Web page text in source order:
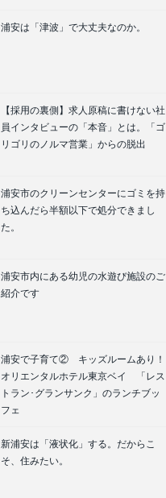
浦安は「津波」で大丈夫なのか。
【採用の裏側】求人原稿に書けない社
員インタビューの「本音」とは。「ゴ
リゴリのノルマ営業」からの脱出
浦安市のクリーンセンターにゴミを持
ち込んだら半額以下で処分できまし
た。
浦安市内にある幼児の水遊び施設のご
紹介です
浦安で子育て② キッズルームあり！
オリエンタルホテル東京ベイ 「レス
トラン･グランサンク」のランチブッ
フェ
新浦安は「液状化」する。だからこ
そ、住みたい。